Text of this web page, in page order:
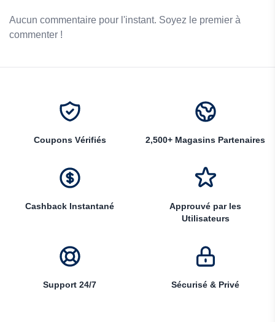
Aucun commentaire pour l'instant. Soyez le premier à
commenter !
Coupons Vérifiés 2,500+ Magasins Partenaires
Cashback Instantané
Approuvé par les
Utilisateurs
Support 24/7 Sécurisé & Privé